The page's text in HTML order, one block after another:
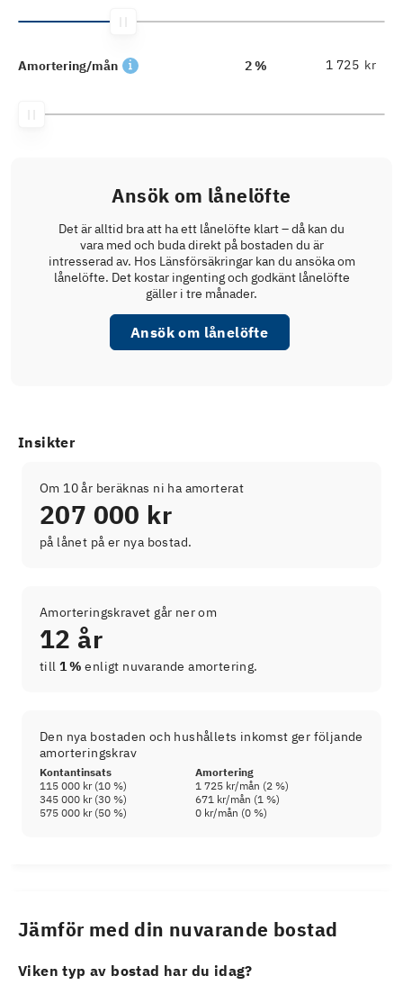
Amortering/mån 2 % kr
Ansök om lånelöfte
Det är alltid bra att ha ett lånelöfte klart – då kan du
vara med och buda direkt på bostaden du är
intresserad av. Hos Länsförsäkringar kan du ansöka om
lånelöfte. Det kostar ingenting och godkänt lånelöfte
gäller i tre månader.
Ansök om lånelöfte
Insikter
Om 10 år beräknas ni ha amorterat
207 000 kr
på lånet på er nya bostad.
Amorteringskravet går ner om
12 år
till 1 % enligt nuvarande amortering.
Den nya bostaden och hushållets inkomst ger följande
amorteringskrav
Kontantinsats
Amortering
115 000 kr(10 %) 1 725 kr/mån (2 %)
345 000 kr(30 %) 671 kr/mån (1 %)
575 000 kr(50 %) 0 kr/mån (0 %)
Jämför med din nuvarande bostad
Viken typ av bostad har du idag?